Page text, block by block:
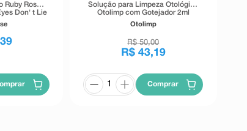
Ruby Rose
Don' t Lie
39
Solução para Limpeza Otológica
Otolimp com Gotejador 2ml
Otolimp
R$ 50,00
R$ 43,19
Comprar